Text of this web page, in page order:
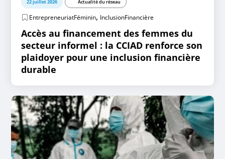
22 juillet 2026 Actualité du réseau
EntrepreneuriatFéminin, InclusionFinancière
Accès au financement des femmes du
secteur informel : la CCIAD renforce son
plaidoyer pour une inclusion financière
durable